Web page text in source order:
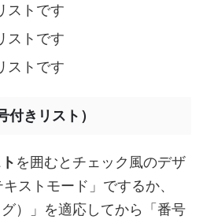
ストです
ストです
ストです
きリスト）
を囲むとチェック風のデザ
ストモード」でするか、
）」を適応してから「番号